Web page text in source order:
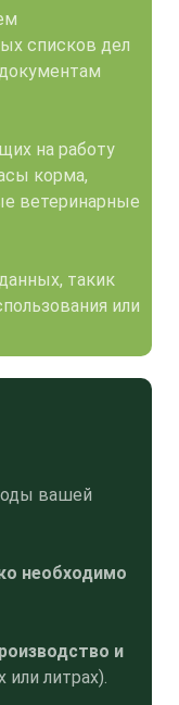
списков дел
на работу
корма,
ветеринарные
такик
или
вашей
необходимо
и
литрах).